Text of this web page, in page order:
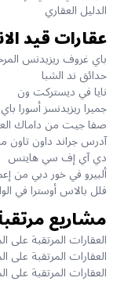
الدليل العقاري
عقارات قيد
باي غروف ريزيدنس
حدائق ند الشبا
نايا في ديستركت ون
جميرا ريزيدنسز أسورا باي
صفا جيت من داماك
آدرس جراند داون تاون
دي آي إف سي هايتس
ألبيرو في خور دبي من
فلل بالاس أوسترا في
مشاريع
العقارات المرتقبة على المخطط
العقارات المرتقبة على المخطط
العقارات المرتقبة على المخطط